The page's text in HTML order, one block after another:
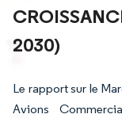
2030)
Le rapport sur le
Avions